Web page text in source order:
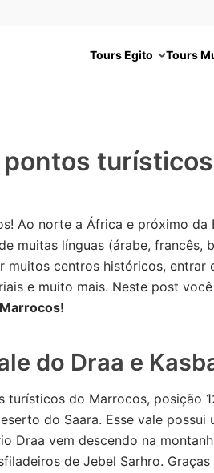
Tours Egito Tours
pontos
Ao norte a África e próximo da
muitas línguas (árabe, francês,
muitos centros históricos, entrar
e muito mais. Neste post
do Draa e
turísticos do Marrocos, posição
do Saara. Esse vale possui
Draa vem descendo na
de Jebel Sarhro.